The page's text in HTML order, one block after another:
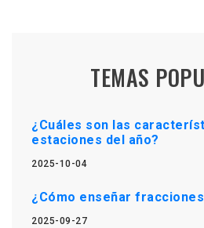
TEMAS
¿Cuáles son las
estaciones del año?
2025-10-04
¿Cómo enseñar
2025-09-27